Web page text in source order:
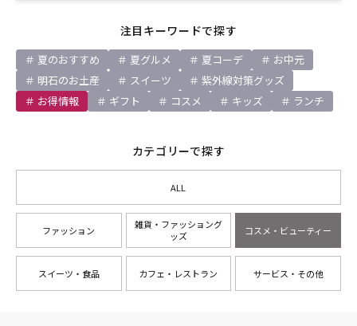
注目キーワードで探す
夏のおすすめ 夏グルメ 夏コーデ
お中元
明石のお土産
スイーツ
紫外線対策グッズ
お得情報
ギフト コスメ キッズ ランチ
カテゴリーで探す
ALL
ファッション
雑貨・ファッショング
ッズ
コスメ・ビューティー
スイーツ・食品 カフェ・レストラン サービス・その他